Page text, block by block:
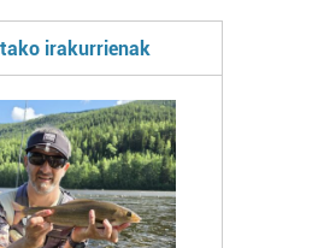
irakurrienak